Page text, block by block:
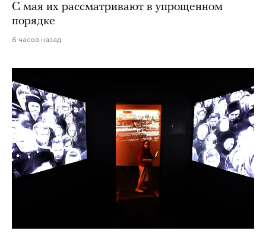
С мая их рассматривают в упрощенном
порядке
6 часов назад